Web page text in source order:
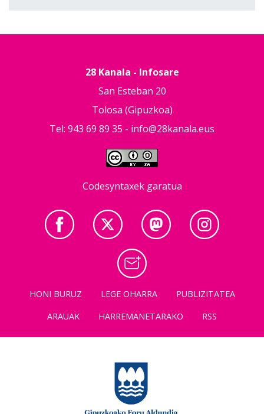
28 Kanala - Infosare
San Esteban 20
Tolosa (Gipuzkoa)
Tel: 943 69 89 35 - info@28kanala.eus
Codesyntaxek garatua
HONI BURUZ LEGE OHARRA
PUBLIZITATEA
ARAUAK
HARREMANETARAKO RSS